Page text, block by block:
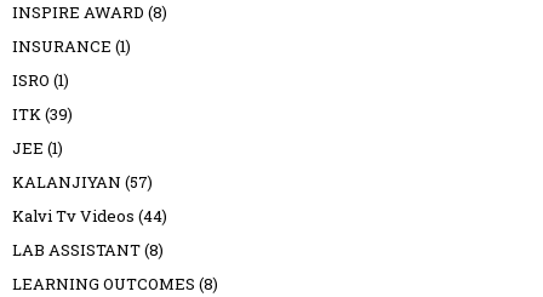
INSPIRE AWARD (8)
INSURANCE (1)
ISRO (1)
ITK(39)
JEE (1)
KALANJIYAN (57)
Kalvi Tv Videos (44)
LAB ASSISTANT(8)
LEARNING OUTCOMES (8)